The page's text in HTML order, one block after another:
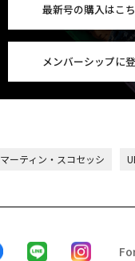
最新号の購入はこ
メンバーシップに
マーティン・スコセッシ